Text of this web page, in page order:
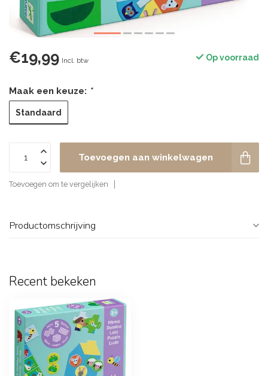
€19,99 Incl. btw Op voorraad
Maak een keuze: *
Standaard
Toevoegen aan winkelwagen
Toevoegen om te vergelijken
Productomschrijving
Recent bekeken